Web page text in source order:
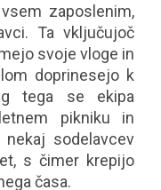
zaposlenim,
Ta vključujoč
svoje vloge in
doprinesejo k
tega se ekipa
pikniku in
nekaj sodelavcev
s čimer krepijo
časa.